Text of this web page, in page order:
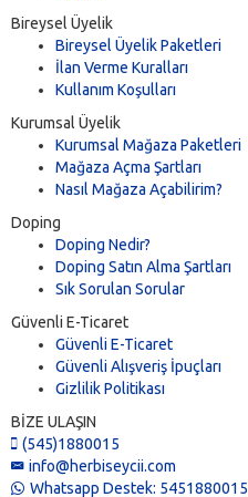
Bireysel Üyelik
Bireysel Üyelik Paketleri
İlan Verme Kuralları
Kullanım Koşulları
Kurumsal Üyelik
Kurumsal Mağaza Paketleri
Mağaza Açma Şartları
Nasıl Mağaza Açabilirim?
Doping
Doping Nedir?
Doping Satın Alma Şartları
Sık Sorulan Sorular
Güvenli E-Ticaret
Güvenli E-Ticaret
Güvenli Alışveriş İpuçları
Gizlilik Politikası
BİZE ULAŞIN
(545)1880015
info@herbiseycii.com
Whatsapp Destek: 5451880015